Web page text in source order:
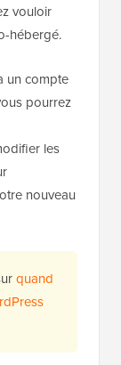
vouloir
hébergé.
un compte
pourrez
les
nouveau
quand